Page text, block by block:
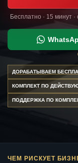
Бесплатно · 15 минут
ДОРАБАТЫВАЕМ
КОМПЛЕКТ ПО
ПОДДЕРЖКА ПО
ЧЕМ РИСКУЕТ